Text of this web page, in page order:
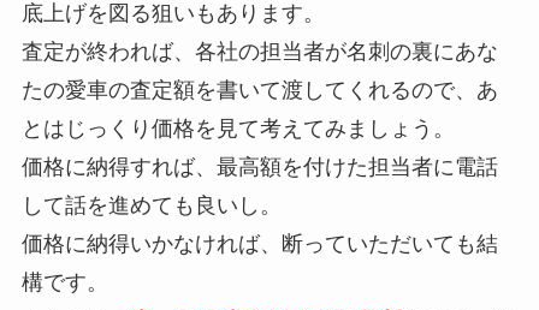
底上げを図る狙いもあります。
査定が終われば、各社の担当者が名刺の裏にあな
たの愛車の査定額を書いて渡してくれるので、あ
とはじっくり価格を見て考えてみましょう。
価格に納得すれば、最高額を付けた担当者に電話
して話を進めても良いし。
価格に納得いかなければ、断っていただいても結
構です。